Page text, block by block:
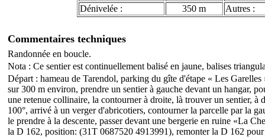
Dénivelée :
350 m Autres :
Commentaires techniques
Randonnée en boucle.
Nota : Ce sentier est continuellement balisé en jaune, balises
Départ : hameau de Tarendol, parking du gîte d'étape « Les
sur 300 m environ, prendre un sentier à gauche devant un hangar,
une retenue collinaire, la contourner à droite, là trouver un sentier,
100°, arrivé à un verger d'abricotiers, contourner la parcelle par la
le prendre à la descente, passer devant une bergerie en ruine «La
la D 162, position: (31T 0687520 4913991), remonter la D 162